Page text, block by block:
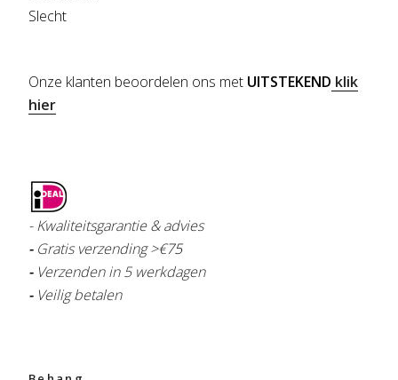
Slecht
Onze klanten beoordelen ons met UITSTEKEND klik
hier
- Kwaliteitsgarantie & advies
- Gratis verzending >€75
- Verzenden in 5 werkdagen
- Veilig betalen